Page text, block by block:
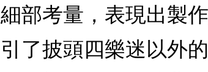
部考量，表現出製
了披頭四樂迷以外